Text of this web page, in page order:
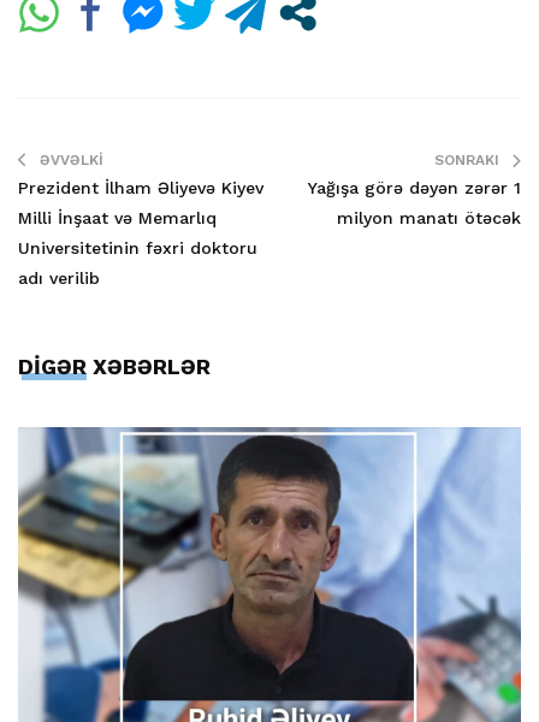
ƏVVƏLKI
Prezident İlham Əliyevə Kiyev
Milli İnşaat və Memarlıq
Universitetinin fəxri doktoru
adı verilib
SONRAKI
Yağışa görə dəyən zərər 1
milyon manatı ötəcək
DİGƏR XƏBƏRLƏR